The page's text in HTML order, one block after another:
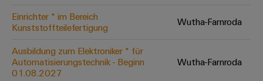
Weidmüller
Configurator
Einrichter * im Bereich
Kunststoffteilefertigung
Wutha-Farnroda
Ausbildung zum Elektroniker * für
Automatisierungstechnik - Beginn
01.08.2027
Wutha-Farnroda